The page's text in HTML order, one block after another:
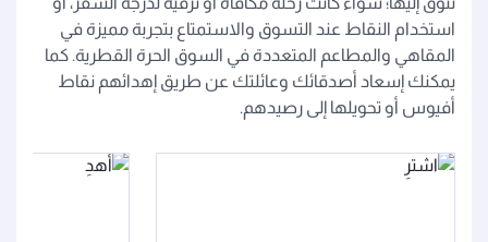
استخدام النقاط عند التسوق والاستمتاع بتجربة مميزة في
المقاهي والمطاعم المتعددة في السوق الحرة القطرية. كما
يمكنك إسعاد أصدقائك وعائلتك عن طريق إهدائهم نقاط
أفيوس أو تحويلها إلى رصيدهم.